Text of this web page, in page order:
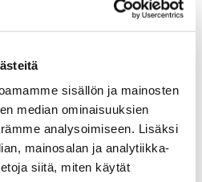
sisällön ja mainosten
median ominaisuuksien
analysoimiseen. Lisäksi
mainosalan ja analytiikka-
siitä, miten käytät
tekijöille ja uudistuvalle
tehtiin
vieviä päätöksiä.
yhden luukun periaate,
ulkomailla,
avaamisen sekä